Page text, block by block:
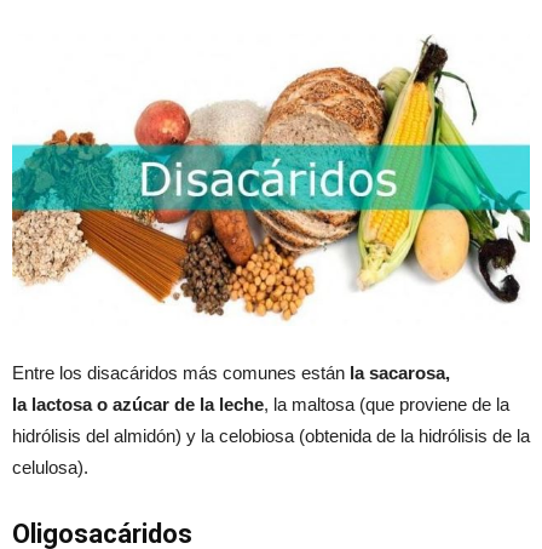
Entre los disacáridos más comunes están la sacarosa,
la lactosa o azúcar de la leche, la maltosa (que proviene de la
hidrólisis del almidón) y la celobiosa (obtenida de la hidrólisis de la
celulosa).
Oligosacáridos